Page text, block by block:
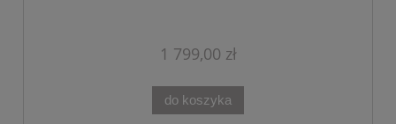
1 799,00 zł
do koszyka